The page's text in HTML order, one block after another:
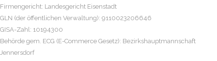
Firmengericht: Landesgericht Eisenstadt
GLN (der öffentlichen Verwaltung): 9110023206646
GISA-Zahl: 10194300
Behörde gem. ECG (E-Commerce Gesetz): Bezirkshauptmannschaft
Jennersdorf